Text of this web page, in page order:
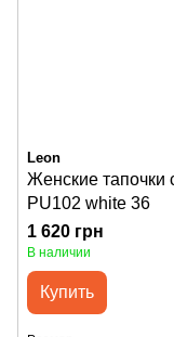
Leon
Женские тапочки
PU102 white 36
1 620 грн
В наличии
Купить